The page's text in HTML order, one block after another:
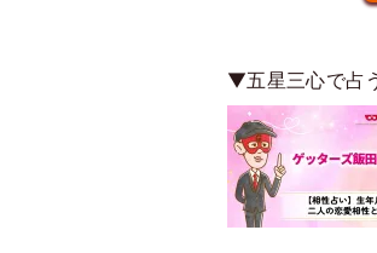
▼五星三心で占